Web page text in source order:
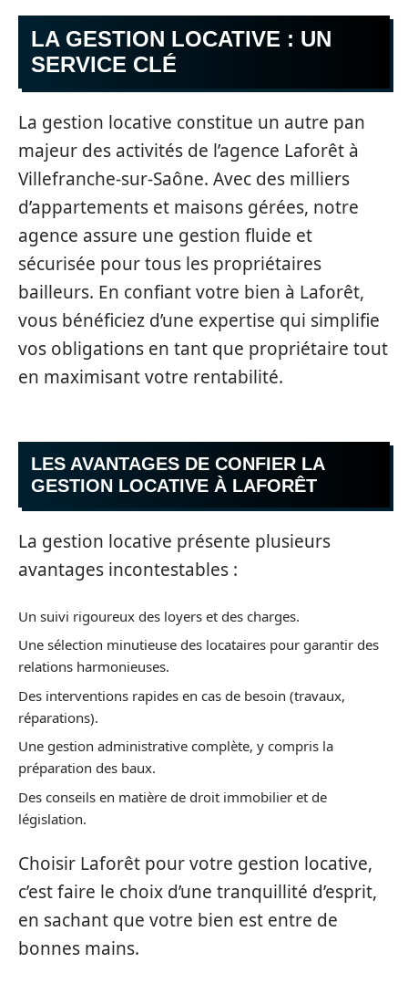
LA GESTION LOCATIVE : UN
SERVICE CLÉ
La gestion locative constitue un autre pan
majeur des activités de l’agence Laforêt à
Villefranche-sur-Saône. Avec des milliers
d’appartements et maisons gérées, notre
agence assure une gestion fluide et
sécurisée pour tous les propriétaires
bailleurs. En confiant votre bien à Laforêt,
vous bénéficiez d’une expertise qui simplifie
vos obligations en tant que propriétaire tout
en maximisant votre rentabilité.
LES AVANTAGES DE CONFIER LA
GESTION LOCATIVE À LAFORÊT
La gestion locative présente plusieurs
avantages incontestables :
Un suivi rigoureux des loyers et des charges.
Une sélection minutieuse des locataires pour garantir des
relations harmonieuses.
Des interventions rapides en cas de besoin (travaux,
réparations).
Une gestion administrative complète, y compris la
préparation des baux.
Des conseils en matière de droit immobilier et de
législation.
Choisir Laforêt pour votre gestion locative,
c’est faire le choix d’une tranquillité d’esprit,
en sachant que votre bien est entre de
bonnes mains.